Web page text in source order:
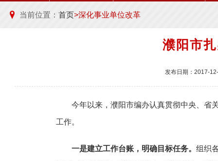
当前位置： 首页>深化事业单位改革
濮阳市
发布日期：2017-
今年以来，濮阳市编办认真贯彻中央、省
工作。
一是建立工作台账，明确目标任务。 组织